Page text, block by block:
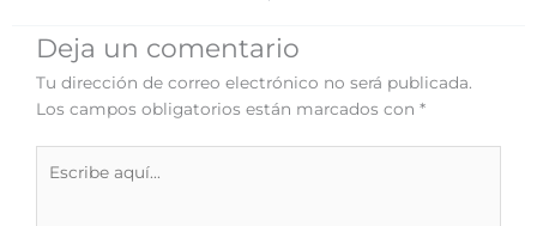
Deja un comentario
Tu dirección de correo electrónico no será publicada.
Los campos obligatorios están marcados con *
aquí...